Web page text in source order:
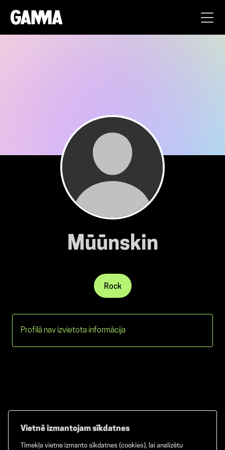
Mūūnskin
Rock
Profilā nav izvietota informācija
Vietnē izmantojam sīkdatnes
Tīmekļa vietne izmanto sīkdatnes (cookies), lai analizētu